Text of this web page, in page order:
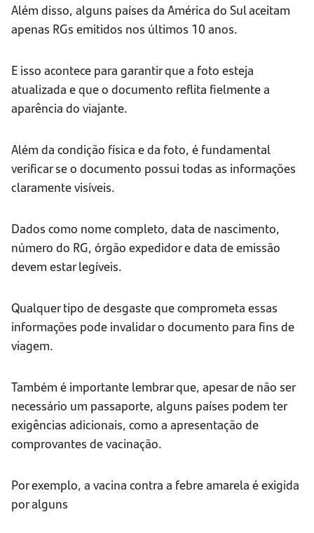
Além disso, alguns países da América do Sul aceitam
apenas RGs emitidos nos últimos 10 anos.
E isso acontece para garantir que a foto esteja
atualizada e que o documento reflita fielmente a
aparência do viajante.
Além da condição física e da foto, é fundamental
verificar se o documento possui todas as informações
claramente visíveis.
Dados como nome completo, data de nascimento,
número do RG, órgão expedidor e data de emissão
devem estar legíveis.
Qualquer tipo de desgaste que comprometa essas
informações pode invalidar o documento para fins de
viagem.
Também é importante lembrar que, apesar de não ser
necessário um passaporte, alguns países podem ter
exigências adicionais, como a apresentação de
comprovantes de vacinação.
Por exemplo, a vacina contra a febre amarela é exigida
por alguns